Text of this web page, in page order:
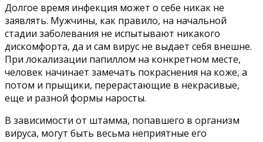
Долгое время инфекция может о себе никак не
заявлять. Мужчины, как правило, на начальной
стадии заболевания не испытывают никакого
дискомфорта, да и сам вирус не выдает себя внешне.
При локализации папиллом на конкретном месте,
человек начинает замечать покраснения на коже, а
потом и прыщики, перерастающие в некрасивые,
еще и разной формы наросты.
В зависимости от штамма, попавшего в организм
вируса, могут быть весьма неприятные его